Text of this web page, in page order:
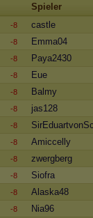
Spieler
-8
castle
-8
Emma04
-8
Paya2430
-8
Eue
-8
Balmy
-8
jas128
-8
-8
Amiccelly
-8
zwergberg
-8
Siofra
-8
Alaska48
-8
Nia96